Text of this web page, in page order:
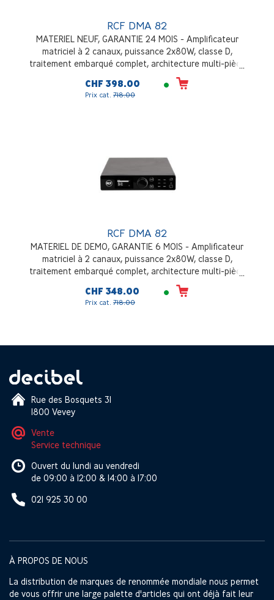
RCF DMA 82
MATERIEL NEUF, GARANTIE 24 MOIS - Amplificateur
matriciel à 2 canaux, puissance 2x80W, classe D,
traitement embarqué complet, architecture multi-pièce
flexible et évolutive, installation en desktop ou en rack
CHF 398.00
Prix cat. 718.00
RCF DMA 82
MATERIEL DE DEMO, GARANTIE 6 MOIS - Amplificateur
matriciel à 2 canaux, puissance 2x80W, classe D,
traitement embarqué complet, architecture multi-pièce
flexible et évolutive, installation en desktop ou en rack
CHF 348.00
Prix cat. 718.00
Rue des Bosquets 31
1800 Vevey
Vente
Service technique
Ouvert du lundi au vendredi
de 09:00 à 12:00 & 14:00 à 17:00
021 925 30 00
À PROPOS DE NOUS
La distribution de marques de renommée mondiale nous permet
de vous offrir une large palette d'articles qui ont déjà fait leur